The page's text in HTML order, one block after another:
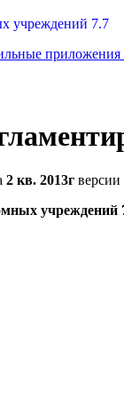
учреждений 7.7
приложения
2 кв. 2013г версии
учреждений